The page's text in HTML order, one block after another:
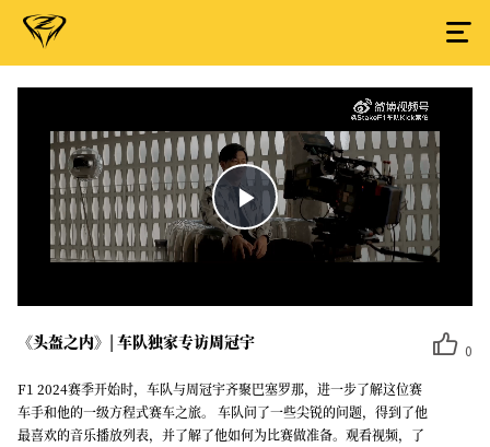
Play
《头盔之内》| 车队独家专访周冠宇
F1 2024赛季开始时，车队与周冠宇齐聚巴塞罗那，进一步了解这位赛
车手和他的一级方程式赛车之旅。 车队问了一些尖锐的问题，得到了他
最喜欢的音乐播放列表，并了解了他如何为比赛做准备。观看视频，了
0